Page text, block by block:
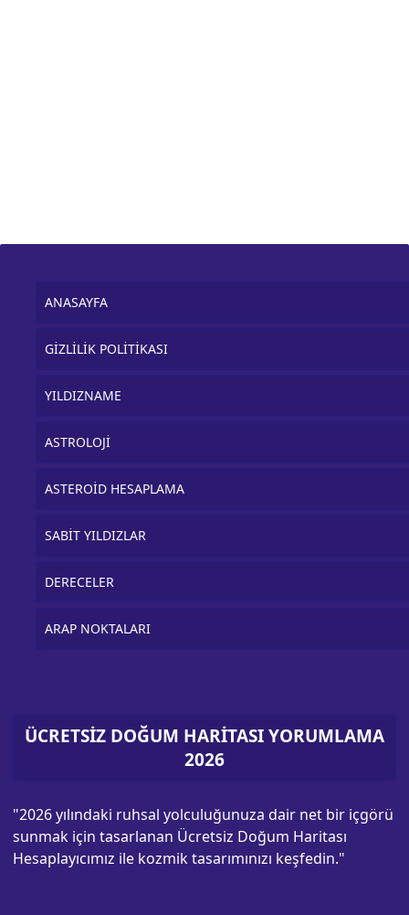
ANASAYFA
GİZLİLİK POLİTİKASI
YILDIZNAME
ASTROLOJİ
ASTEROİD HESAPLAMA
SABİT YILDIZLAR
DERECELER
ARAP NOKTALARI
ÜCRETSİZ DOĞUM HARİTASI YORUMLAMA
2026
"2026 yılındaki ruhsal yolculuğunuza dair net bir içgörü
sunmak için tasarlanan Ücretsiz Doğum Haritası
Hesaplayıcımız ile kozmik tasarımınızı keşfedin."